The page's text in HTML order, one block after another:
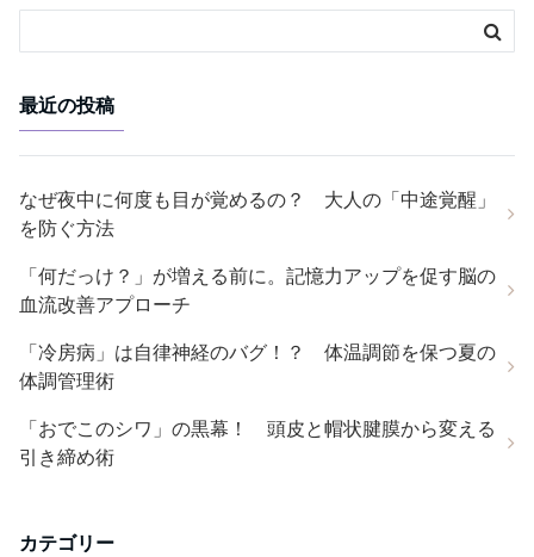
最近の投稿
なぜ夜中に何度も目が覚めるの？ 大人の「中途覚醒」
を防ぐ方法
「何だっけ？」が増える前に。記憶力アップを促す脳の
血流改善アプローチ
「冷房病」は自律神経のバグ！？ 体温調節を保つ夏の
体調管理術
「おでこのシワ」の黒幕！ 頭皮と帽状腱膜から変える
引き締め術
カテゴリー